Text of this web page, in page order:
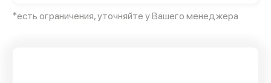
*есть ограничения, уточняйте у Вашего менеджера